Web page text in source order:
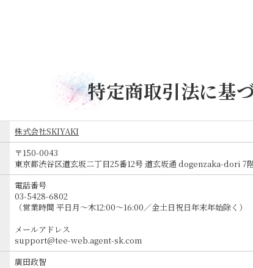
特定商取引法に基
株式会社SKIYAKI
〒150-0043
東京都渋谷区道玄坂二丁目25番12号 道玄坂通 dogenzaka-dori 7
電話番号
03-5428-6802
（営業時間 平日月〜木12:00～16:00／金土日祝日年末年始除く）
メールアドレス
support@tee-web.agent-sk.com
廣田政智